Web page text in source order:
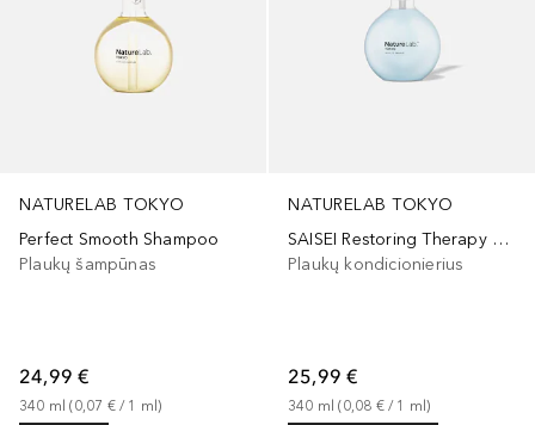
NATURELAB TOKYO
Perfect Smooth Shampoo
Plaukų šampūnas
24,99 €
340 ml (0,07 € / 1 ml)
NATURELAB TOKYO
SAISEI Restoring Therapy Conditioner
Plaukų kondicionierius
25,99 €
340 ml (0,08 € / 1 ml)